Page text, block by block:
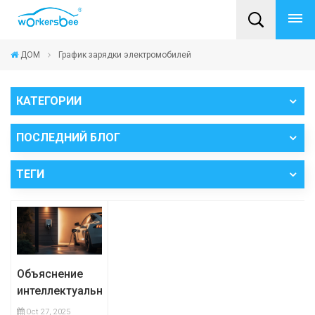
ДОМ График зарядки электромобилей
КАТЕГОРИИ
ПОСЛЕДНИЙ БЛОГ
ТЕГИ
Объяснение
интеллектуальной
зарядки
Oct 27, 2025